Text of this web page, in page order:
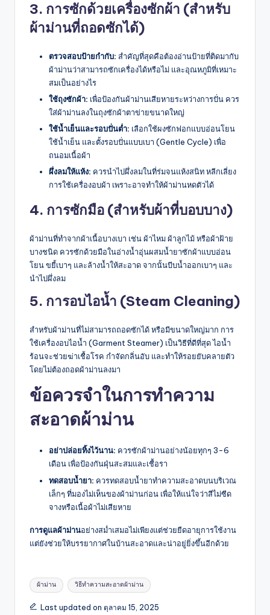
3. การซักด้วยเครื่องซักผ้า (สำหรับ
ผ้าม่านที่ถอดซักได้)
ตรวจสอบป้ายกำกับ: สำคัญที่สุดคือต้องอ่านป้ายที่ติดมากับ
ผ้าม่านว่าสามารถซักเครื่องได้หรือไม่ และอุณหภูมิที่เหมาะ
สมเป็นอย่างไร
ใช้ถุงซักผ้า: เพื่อป้องกันผ้าม่านเสียหายระหว่างการปั่น ควร
ใส่ผ้าม่านลงในถุงซักผ้าตาข่ายขนาดใหญ่
ใช้น้ำเย็นและรอบปั่นต่ำ: เลือกใช้ผงซักฟอกแบบอ่อนโยน
ใช้น้ำเย็น และตั้งรอบปั่นแบบเบา (Gentle Cycle) เพื่อ
ถนอมเนื้อผ้า
ผึ่งลมให้แห้ง: ควรนำไปผึ่งลมในที่ร่มจนแห้งสนิท หลีกเลี่ยง
การใช้เครื่องอบผ้า เพราะอาจทำให้ผ้าม่านหดตัวได้
4. การซักมือ (สำหรับผ้าที่บอบบาง)
ผ้าม่านที่ทำจากผ้าเนื้อบางเบา เช่น ผ้าไหม ผ้าลูกไม้ หรือผ้าฝ้าย
บางชนิด ควรซักด้วยมือในอ่างน้ำอุ่นผสมน้ำยาซักผ้าแบบอ่อน
โยน ขยี้เบาๆ และล้างน้ำให้สะอาด จากนั้นบีบน้ำออกเบาๆ และ
นำไปผึ่งลม
5. การอบไอน้ำ (Steam Cleaning)
สำหรับผ้าม่านที่ไม่สามารถถอดซักได้ หรือมีขนาดใหญ่มาก การ
ใช้เครื่องอบไอน้ำ (Garment Steamer) เป็นวิธีที่ดีที่สุด ไอน้ำ
ร้อนจะช่วยฆ่าเชื้อโรค กำจัดกลิ่นอับ และทำให้รอยยับคลายตัว
โดยไม่ต้องถอดผ้าม่านลงมา
ข้อควรจำในการทำความ
สะอาดผ้าม่าน
อย่าปล่อยทิ้งไว้นาน: ควรซักผ้าม่านอย่างน้อยทุกๆ 3-6
เดือน เพื่อป้องกันฝุ่นสะสมและเชื้อรา
ทดสอบน้ำยา: ควรทดสอบน้ำยาทำความสะอาดบนบริเวณ
เล็กๆ ที่มองไม่เห็นของผ้าม่านก่อน เพื่อให้แน่ใจว่าสีไม่ซีด
จางหรือเนื้อผ้าไม่เสียหาย
การดูแลผ้าม่านอย่างสม่ำเสมอไม่เพียงแต่ช่วยยืดอายุการใช้งาน
แต่ยังช่วยให้บรรยากาศในบ้านสะอาดและน่าอยู่ยิ่งขึ้นอีกด้วย
Tags:
ผ้าม่าน วิธีทำความสะอาดผ้าม่าน
Last updated on ตุลาคม 15, 2025